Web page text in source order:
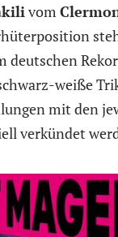
vom
deutschen
weiße
mit den
verkündet